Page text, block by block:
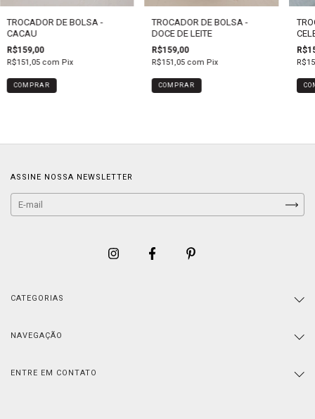
TROCADOR DE BOLSA -
CACAU
R$159,00
R$151,05 com Pix
COMPRAR
TROCADOR DE BOLSA -
DOCE DE LEITE
R$159,00
R$151,05 com Pix
ASSINE NOSSA NEWSLETTER
CATEGORIAS
NAVEGAÇÃO
ENTRE EM CONTATO